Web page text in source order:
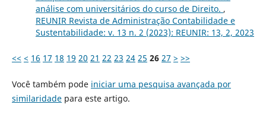
análise com universitários do curso de Direito. ,
REUNIR Revista de Administração Contabilidade e
Sustentabilidade: v. 13 n. 2 (2023): REUNIR: 13, 2, 2023
<< < 16 17 18 19 20 21 22 23 24 25 26 27 > >>
Você também pode iniciar uma pesquisa avançada por
similaridadepara este artigo.